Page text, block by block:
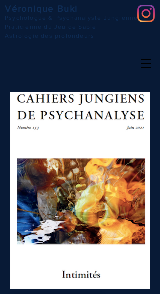
Véronique Buki
Psychologue & Psychanalyste Jungienne
Praticienne du Jeu de Sable
Astrologie des profondeurs